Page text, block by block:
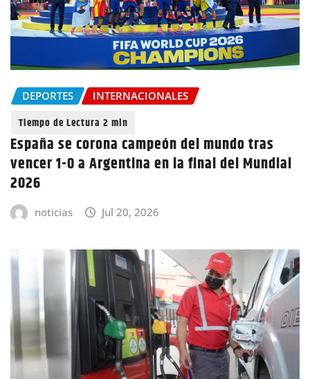
DEPORTES INTERNACIONALES
España se corona campeón del mundo tras
vencer 1-0 a Argentina en la final del Mundial
2026
noticias Jul 20, 2026